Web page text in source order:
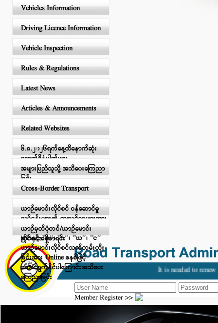
Vehicles Information
Driving Licence Information
Vehicle Inspection
Rules & Regulations
Latest News
Articles & Announcements
Related Websites
၆.၈.၂၀၂၆ရက်နေ့ထိနောက်ဆုံး
ရောက်ရှိနံပါတ်များ
အများပြည်သူသို့ အသိပေးကြေညာ
ခြင်း
Cross-Border Transport
ယာဉ်မောင်းလိုင်စင် ဝန်ဆောင်မှု
လုပ်ငန်းများ၏ ကျသင့်ငွေများအား
Digital Payment ဖြင့် ငွေပေးချေ
ခြင်းနှင့် “ခ”၊ “ဂ”၊ “ဃ”၊ “င”
ယာဉ်မောင်းလိုင်စင်သက်တမ်းတိုး
ခြင်းအား Online စနစ်ဖြင့်
ဆောင်ရွက်နိုင်ပါကြောင်းအသိပေး
ကြေညာခြင်း
ယာဉ်မှတ်ပုံတင်/ယာဉ်မောင်း
လိုင်စင်အရှိစာရင်း
It is needed to renew
Member Register >>